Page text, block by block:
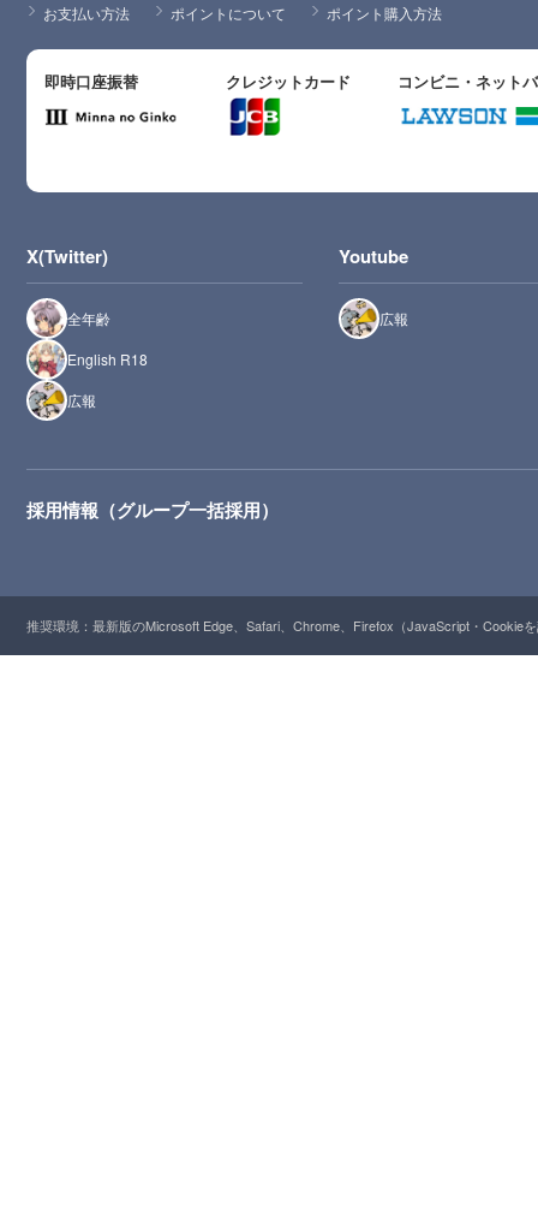
お支払い方法 ポイントについて ポイント購入方法
即時口座振替 クレジットカード コンビニ・ネット
X(Twitter)
全年齢
English R18
広報
Youtube
広報
採用情報（グループ一括採用）
推奨環境：最新版のMicrosoft Edge、Safari、Chrome、Firefox（JavaScript・Cookie